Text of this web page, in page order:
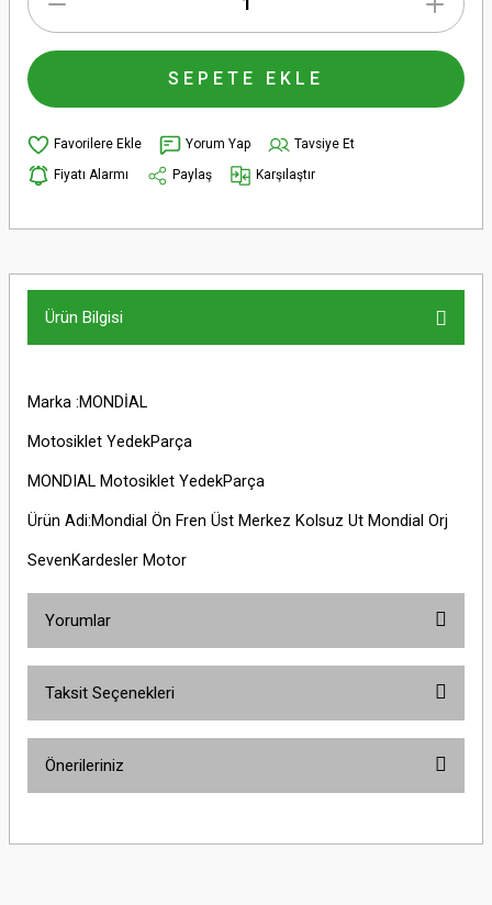
SEPETE EKLE
Yorum Yap
Tavsiye Et
Fiyatı Alarmı
Paylaş Karşılaştır
Ürün Bilgisi
Marka :MONDİAL
Motosiklet YedekParça
MONDIAL Motosiklet YedekParça
Ürün Adi:Mondial Ön Fren Üst Merkez Kolsuz Ut Mondial Orj
SevenKardesler Motor
Yorumlar
Taksit Seçenekleri
Önerileriniz